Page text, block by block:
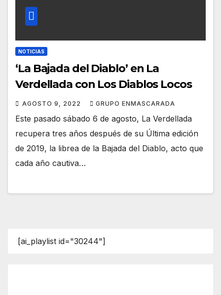
NOTICIAS
‘La Bajada del Diablo’ en La
Verdellada con Los Diablos Locos
AGOSTO 9, 2022 GRUPO ENMASCARADA
Este pasado sábado 6 de agosto, La Verdellada
recupera tres años después de su Última edición
de 2019, la librea de la Bajada del Diablo, acto que
cada año cautiva…
[ai_playlist id="30244"]